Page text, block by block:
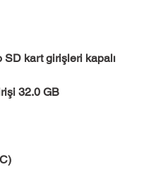
SD kart girişleri kapalı
32.0 GB